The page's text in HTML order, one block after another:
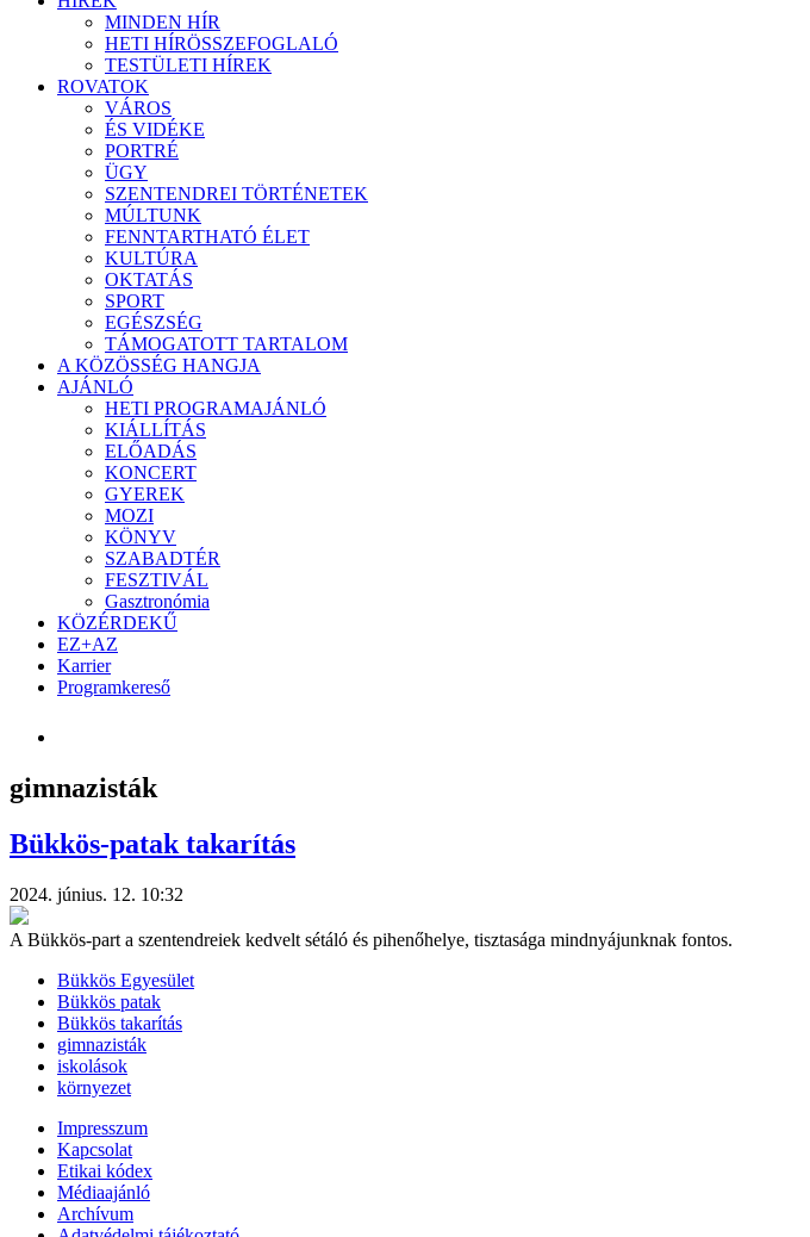
MINDEN HÍR
HETI HÍRÖSSZEFOGLALÓ
TESTÜLETI HÍREK
ROVATOK
VÁROS
ÉS VIDÉKE
PORTRÉ
ÜGY
SZENTENDREI TÖRTÉNETEK
MÚLTUNK
FENNTARTHATÓ ÉLET
KULTÚRA
OKTATÁS
SPORT
EGÉSZSÉG
TÁMOGATOTT TARTALOM
A KÖZÖSSÉG HANGJA
AJÁNLÓ
HETI PROGRAMAJÁNLÓ
KIÁLLÍTÁS
ELŐADÁS
KONCERT
GYEREK
MOZI
KÖNYV
SZABADTÉR
FESZTIVÁL
Gasztronómia
KÖZÉRDEKŰ
EZ+AZ
Karrier
Programkereső
gimnazisták
Bükkös-patak takarítás
2024. június. 12. 10:32
A Bükkös-part a szentendreiek kedvelt sétáló és pihenőhelye, tisztasága mindnyájunknak fontos.
Bükkös Egyesület
Bükkös patak
Bükkös takarítás
gimnazisták
iskolások
környezet
Impresszum
Kapcsolat
Etikai kódex
Médiaajánló
Archívum